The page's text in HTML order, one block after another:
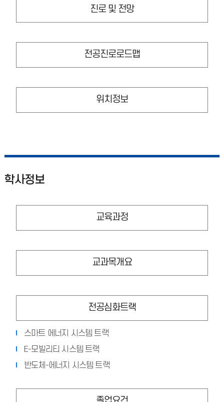
진로 및 전망
전공진로로드맵
위치정보
학사정보
교육과정
교과목개요
전공심화트랙
스마트 에너지 시스템 트랙
E-모빌리티 시스템 트랙
반도체-에너지 시스템 트랙